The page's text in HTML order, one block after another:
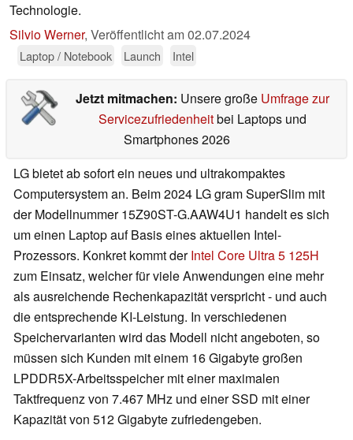
Technologie.
Silvio Werner, Veröffentlicht am02.07.2024
Laptop / Notebook Launch Intel
Jetzt mitmachen: Unsere große Umfrage zur
Servicezufriedenheitbei Laptops und
Smartphones 2026
LG bietet ab sofort ein neues und ultrakompaktes
Computersystem an. Beim 2024 LG gram SuperSlim mit
der Modellnummer 15Z90ST-G.AAW4U1 handelt es sich
um einen Laptop auf Basis eines aktuellen Intel-
Prozessors. Konkret kommt derIntel Core Ultra 5 125H
zum Einsatz, welcher für viele Anwendungen eine mehr
als ausreichende Rechenkapazität verspricht - und auch
die entsprechende KI-Leistung. In verschiedenen
Speichervarianten wird das Modell nicht angeboten, so
müssen sich Kunden mit einem 16 Gigabyte großen
LPDDR5X-Arbeitsspeicher mit einer maximalen
Taktfrequenz von 7.467 MHz und einer SSD mit einer
Kapazität von 512 Gigabyte zufriedengeben.